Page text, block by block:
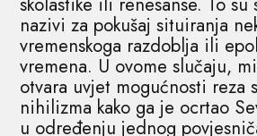
nazivi za pokušaj situiranja
vremenskoga razdoblja ili
vremena. U ovome slučaju,
otvara uvjet mogućnosti reza
nihilizma kako ga je ocrtao
u određenju jednog